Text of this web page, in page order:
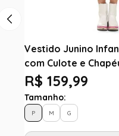
Vestido Junino
com Culote e
R$ 159,99
Tamanho:
P M G